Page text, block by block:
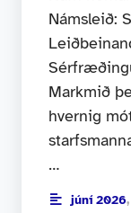
Námsleið:
Markmið
hvernig
…
júní 2026,